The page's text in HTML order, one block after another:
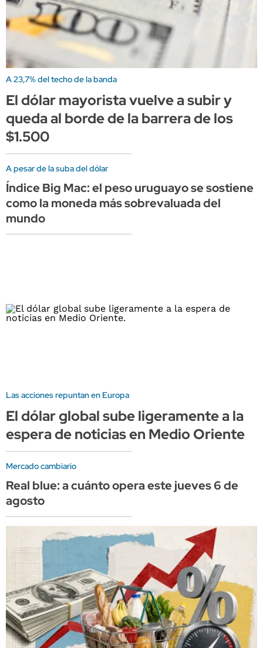
A 23,7% del techo de la banda
El dólar mayorista vuelve a subir y
queda al borde de la barrera de los
$1.500
A pesar de la suba del dólar
Índice Big Mac: el peso uruguayo se sostiene
como la moneda más sobrevaluada del
mundo
Las acciones repuntan en Europa
El dólar global sube ligeramente a la
espera de noticias en Medio Oriente
Mercado cambiario
Real blue: a cuánto opera este jueves 6 de
agosto